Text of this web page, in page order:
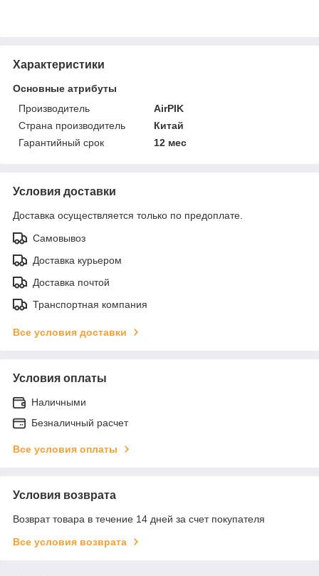
Характеристики
Основные атрибуты
Производитель
AirPIK
Страна производитель
Китай
Гарантийный срок
12 мес
Условия доставки
Доставка осуществляется только по предоплате.
Самовывоз
Доставка курьером
Доставка почтой
Транспортная компания
Все условия доставки
Условия оплаты
Наличными
Безналичный расчет
Все условия оплаты
Условия возврата
Возврат товара в течение 14 дней за счет покупателя
Все условия возврата